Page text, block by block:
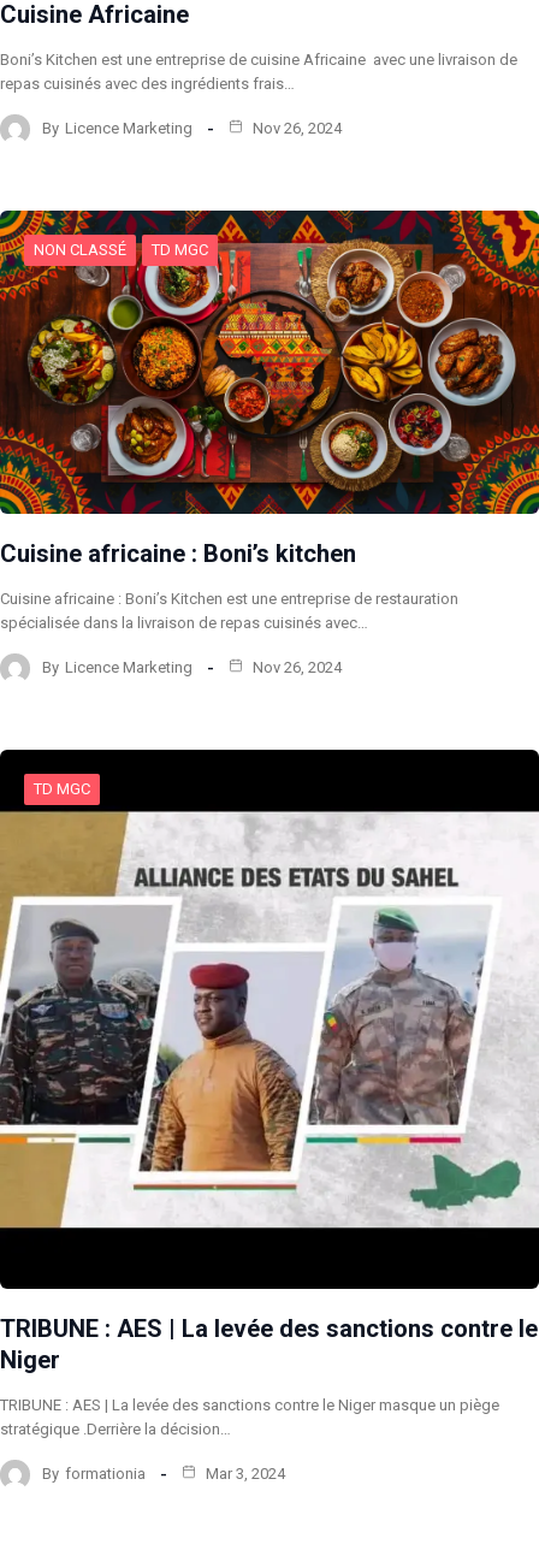
Cuisine Africaine
Boni’s Kitchen est une entreprise de cuisine Africaine avec une livraison de
repas cuisinés avec des ingrédients frais…
By Licence Marketing Nov 26, 2024
NON CLASSÉ TD MGC
Cuisine africaine : Boni’s kitchen
Cuisine africaine : Boni’s Kitchen est une entreprise de restauration
spécialisée dans la livraison de repas cuisinés avec…
By Licence Marketing Nov 26, 2024
TD MGC
TRIBUNE : AES | La levée des sanctions contre le
Niger
TRIBUNE : AES | La levée des sanctions contre le Niger masque un piège
stratégique .Derrière la décision…
By formationia Mar 3, 2024